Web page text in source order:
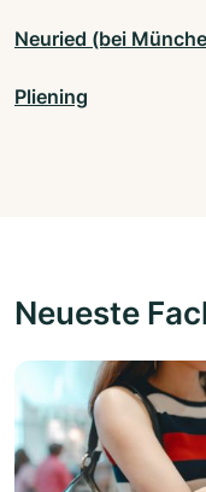
Neuried (bei
Pliening
Neueste